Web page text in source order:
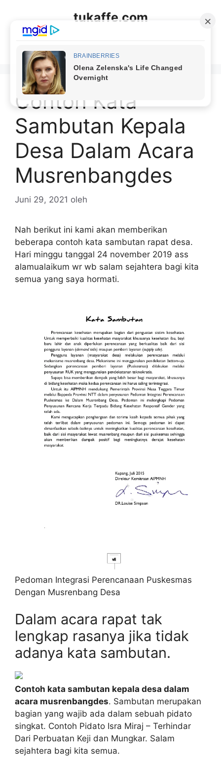
tukaffe.com
Contoh Kata
Sambutan Kepala
Desa Dalam Acara
Musrenbangdes
Juni 29, 2021 oleh
Nah berikut ini kami akan memberikan
beberapa contoh kata sambutan rapat desa.
Hari minggu tanggal 24 november 2019 ass
alamualaikum wr wb salam sejahtera bagi kita
semua yang saya hormati.
Pedoman Integrasi Perencanaan Puskesmas
Dengan Musrenbang Desa
Dalam acara rapat tak
lengkap rasanya jika tidak
adanya kata sambutan.
Contoh kata sambutan kepala desa dalam
acara musrenbangdes. Sambutan merupakan
bagian yang wajib ada dalam sebuah pidato
singkat. Contoh Pidato Isra Miraj – Terhindar
Dari Perbuatan Keji dan Mungkar. Salam
sejahtera bagi kita semua.